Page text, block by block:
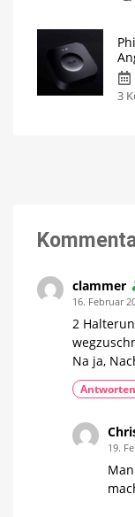
3
clammer
16. Februar
2
Na ja,
Antworten
19.